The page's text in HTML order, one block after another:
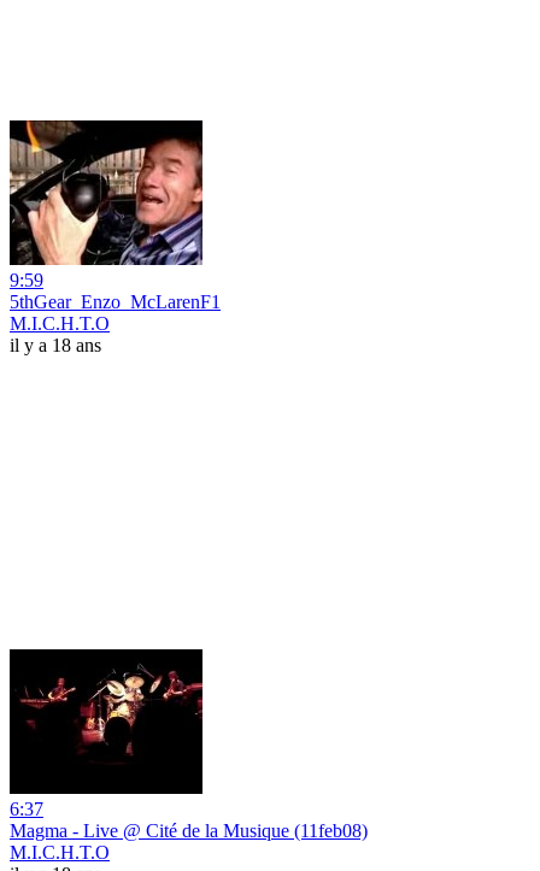
9:59
5thGear_Enzo_McLarenF1
M.I.C.H.T.O
il y a 18 ans
6:37
Magma - Live @ Cité de la Musique (11feb08)
M.I.C.H.T.O